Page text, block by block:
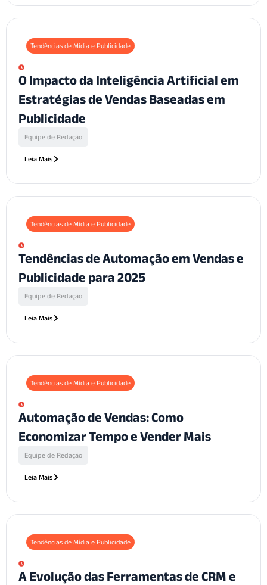
Tendências de Mídia e Publicidade
O Impacto da Inteligência Artificial em
Estratégias de Vendas Baseadas em
Publicidade
Equipe de Redação
Leia Mais
Tendências de Mídia e Publicidade
Tendências de Automação em Vendas e
Publicidade para 2025
Equipe de Redação
Leia Mais
Tendências de Mídia e Publicidade
Automação de Vendas: Como
Economizar Tempo e Vender Mais
Equipe de Redação
Leia Mais
Tendências de Mídia e Publicidade
A Evolução das Ferramentas de CRM e